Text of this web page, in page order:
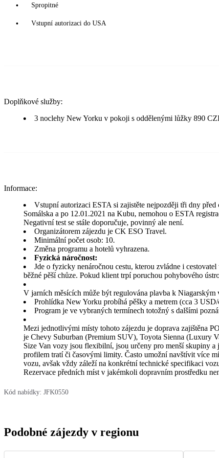
Spropitné
Vstupní autorizaci do USA
Doplňkové služby:
3 noclehy New Yorku v pokoji s oddělenými lůžky 890
Informace:
Vstupní autorizaci ESTA si zajistěte nejpozději tři dny
Somálska a po 12.01.2021 na Kubu, nemohou o ESTA
Negativní test se stále doporučuje, povinný ale není.
Organizátorem zájezdu je CK ESO Travel.
Minimální počet osob: 10.
Změna programu a hotelů vyhrazena.
Fyzická náročnost:
Jde o fyzicky nenáročnou cestu, kterou zvládne i
běžné pěší chůze. Pokud klient trpí poruchou pohybového
V jarních měsících může být regulována plavba k Niagarským
Prohlídka New Yorku probíhá pěšky a metrem (cca 3
Program je ve vybraných termínech totožný s dalšími
Mezi jednotlivými místy tohoto zájezdu je doprava zajištěna
je Chevy Suburban (Premium SUV), Toyota Sienna (Luxury
Size Van vozy jsou flexibilní, jsou určeny pro menší skupiny
profilem tratí či časovými limity. Často umožní navštívit více
vozu, avšak vždy záleží na konkrétní technické specifikaci
Rezervace předních míst v jakémkoli dopravním prostředku
Kód nabídky: JFK0550
Podobné zájezdy v regionu